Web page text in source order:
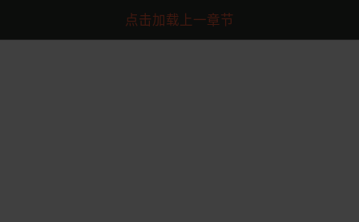
点击加载上一章节